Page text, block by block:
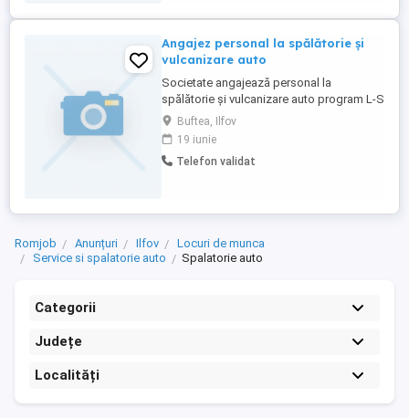
Angajez personal la spălătorie și
vulcanizare auto
Societate angajează personal la
spălătorie și vulcanizare auto program L-S
9-18 Duminica liber salariu bun plus
comisioane . Locația este în Buftea tel. .
Buftea, Ilfov
19 iunie
Telefon validat
Romjob Anunțuri Ilfov
Locuri de munca
Service si spalatorie auto
Spalatorie auto
Categorii
Județe
Localități